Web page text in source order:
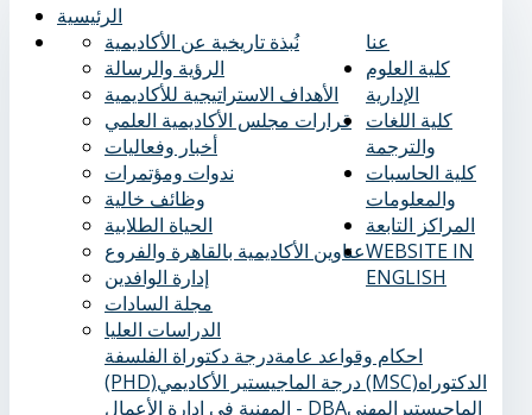
الرئيسية
عنا
نُبذة تاريخية عن الأكاديمية
الرؤية والرسالة
الأهداف الاستراتيجية للأكاديمية
قرارات مجلس الأكاديمية العلمي
أخبار وفعاليات
ندوات ومؤتمرات
وظائف خالية
الحياة الطلابية
عناوين الأكاديمية بالقاهرة والفروع
إدارة الوافدين
كلية العلوم
الإدارية
مجلة السادات
الدراسات العليا
احكام وقواعد عامةدرجة دكتوراة الفلسفة
(PHD)
درجة الماجيستير الأكاديمي (MSC)الدكتوراه
المهنية في إدارة الأعمال - DBAالماجيستيرالمهني
كلية اللغات
والترجمة
كلية الحاسبات
والمعلومات
المراكز التابعة
WEBSITE IN
ENGLISH